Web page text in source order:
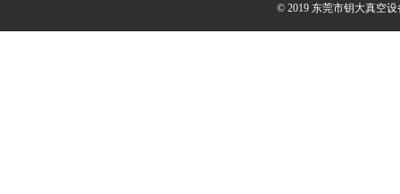
© 2019 东莞市钥大真空